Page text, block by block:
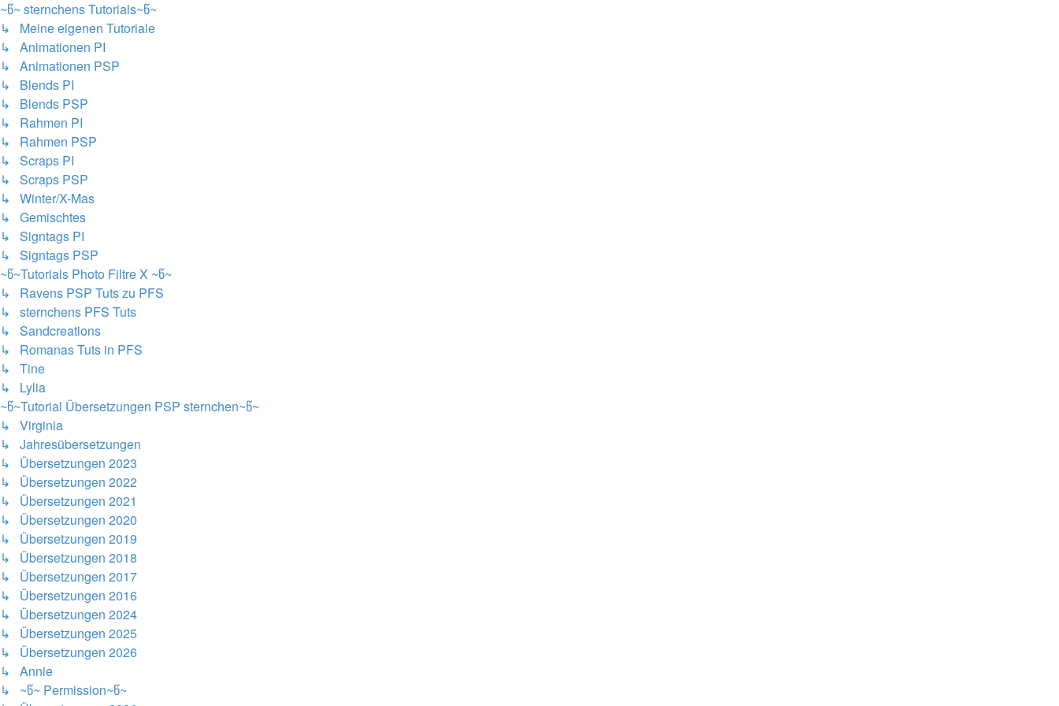
~წ~ sternchens Tutorials~წ~
↳ Meine eigenen Tutoriale
↳ Animationen PI
↳ Animationen PSP
↳ Blends PI
↳ Blends PSP
↳ Rahmen PI
↳ Rahmen PSP
↳ Scraps PI
↳ Scraps PSP
↳ Winter/X-Mas
↳ Gemischtes
↳ Signtags PI
↳ Signtags PSP
~წ~Tutorials Photo Filtre X ~წ~
↳ Ravens PSP Tuts zu PFS
↳ sternchens PFS Tuts
↳ Sandcreations
↳ Romanas Tuts in PFS
↳ Tine
↳ Lylia
~წ~Tutorial Übersetzungen PSP sternchen~წ~
↳ Virginia
↳ Jahresübersetzungen
↳ Übersetzungen 2023
↳ Übersetzungen 2022
↳ Übersetzungen 2021
↳ Übersetzungen 2020
↳ Übersetzungen 2019
↳ Übersetzungen 2018
↳ Übersetzungen 2017
↳ Übersetzungen 2016
↳ Übersetzungen 2024
↳ Übersetzungen 2025
↳ Übersetzungen 2026
↳ Annie
↳ ~წ~ Permission~წ~